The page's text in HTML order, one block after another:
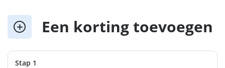
Een korting toevoegen
Stap 1